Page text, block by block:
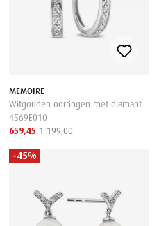
MEMOIRE
Witgouden oorringen met diamant
4569E010
659,45 1 199,00
-45%